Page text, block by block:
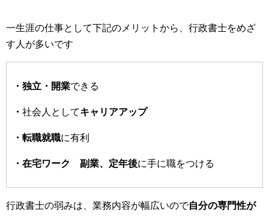
一生涯の仕事として下記のメリットから、行政書士をめざ
す人が多いです
・独立・開業できる
・ 社会人としてキャリアアップ
・転職就職に有利
・在宅ワーク 副業、定年後に手に職をつける
行政書士の弱みは、業務内容が幅広いので自分の専門性が